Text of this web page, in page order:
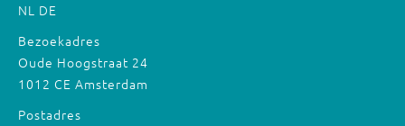
NL DE
Bezoekadres
Oude Hoogstraat 24
1012 CE Amsterdam
Postadres